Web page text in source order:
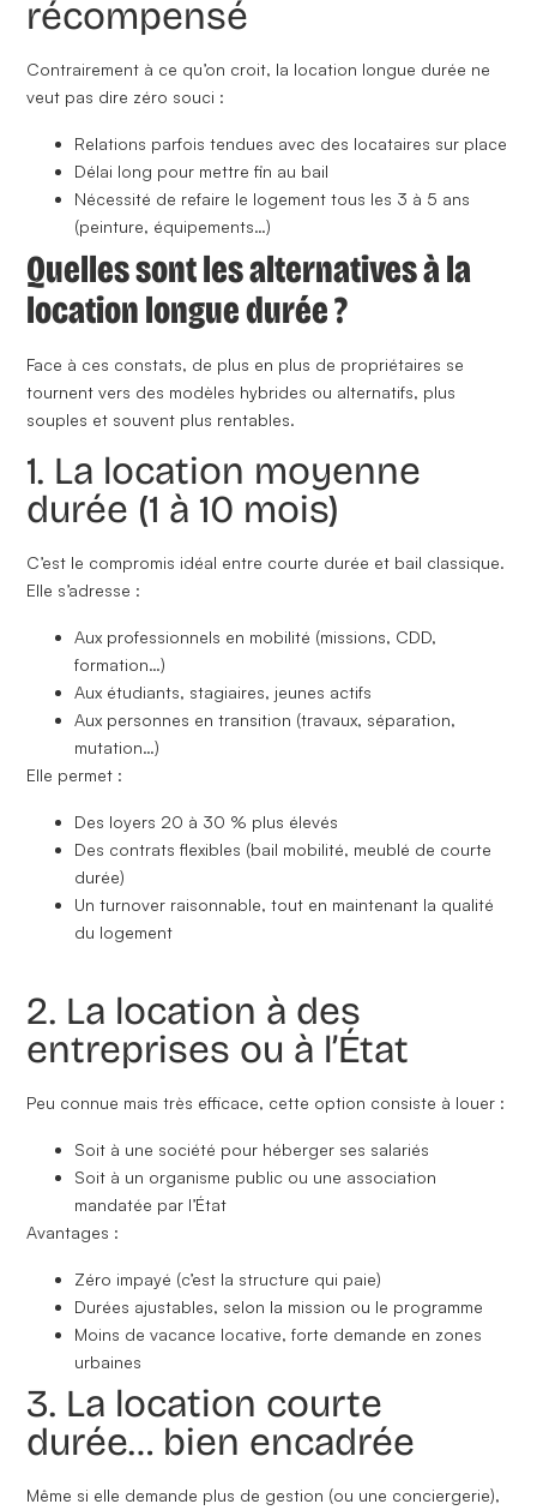
récompensé
Contrairement à ce qu’on croit, la location longue durée ne
veut pas dire zéro souci :
Relations parfois tendues avec des locataires sur place
Délai long pour mettre fin au bail
Nécessité de refaire le logement tous les 3 à 5 ans
(peinture, équipements…)
Quelles sont les alternatives à la
location longue durée ?
Face à ces constats, de plus en plus de propriétaires se
tournent vers des modèles hybrides ou alternatifs, plus
souples et souvent plus rentables.
1. La location moyenne
durée (1 à 10 mois)
C’est le compromis idéal entre courte durée et bail classique.
Elle s’adresse :
Aux professionnels en mobilité (missions, CDD,
formation…)
Aux étudiants, stagiaires, jeunes actifs
Aux personnes en transition (travaux, séparation,
mutation…)
Elle permet :
Des loyers 20 à 30 % plus élevés
Des contrats flexibles (bail mobilité, meublé de courte
durée)
Unturnover raisonnable, tout en maintenant la qualité
du logement
2. La location à des
entreprises ou à l’État
Peu connue mais très efficace, cette option consiste à louer :
Soit à une société pour héberger ses salariés
Soit à un organisme public ou une association
mandatée par l’État
Avantages :
Zéro impayé (c’est la structure qui paie)
Durées ajustables, selon la mission ou le programme
Moins de vacance locative, forte demande en zones
urbaines
3. La location courte
durée… bien encadrée
Même si elle demande plus de gestion (ou une conciergerie),